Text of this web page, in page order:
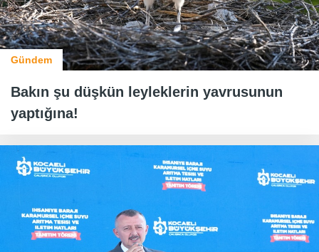
Gündem
Bakın şu düşkün leyleklerin yavrusunun
yaptığına!